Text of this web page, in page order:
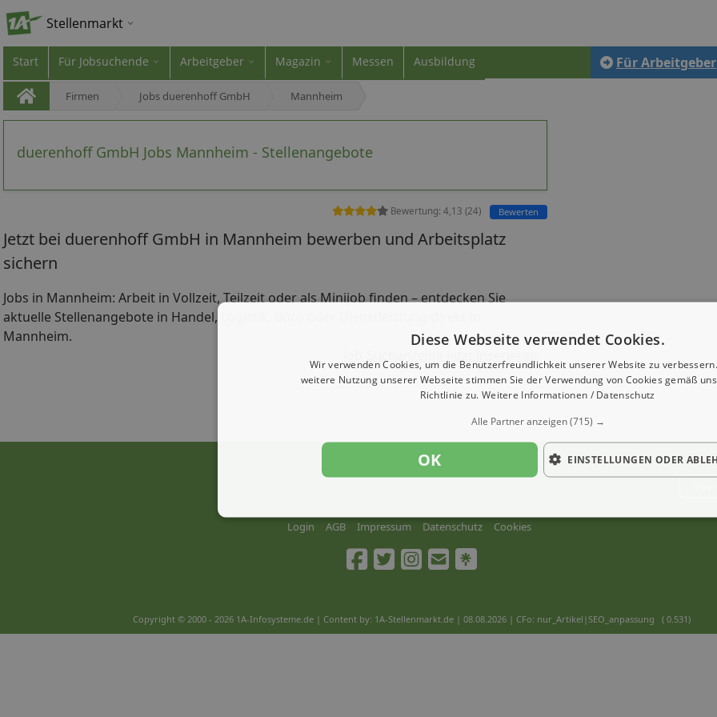
Stellenmarkt
Start Für Jobsuchende Arbeitgeber Magazin Messen Ausbildung Für Arbeitgeber
Firmen Jobs duerenhoff GmbH Mannheim
duerenhoff GmbH Jobs Mannheim - Stellenangebote
Bewertung: 4,13 (24) Bewerten
Jetzt bei duerenhoff GmbH in Mannheim bewerben und Arbeitsplatz
sichern
Jobs in Mannheim: Arbeit in Vollzeit, Teilzeit oder als Minijob finden – entdecken Sie
aktuelle Stellenangebote in Handel, Logistik, Büro oder Dienstleistung direkt in
Mannheim.
Login AGB Impressum Datenschutz Cookies
Copyright © 2000 - 2026 1A-Infosysteme.de | Content by: 1A-Stellenmarkt.de | 08.08.2026 | CFo: nur_Artikel|SEO_anpassung ( 0.531)
Diese Webseite verwendet Cookies.
Wir verwenden Cookies, um die Benutzerfreundlichkeit unserer Website zu
weitere Nutzung unserer Webseite stimmen Sie der Verwendung von Cookies gemäß
Richtlinie zu. Weitere Informationen / Datenschutz
Alle Partner anzeigen(715) →
OK EINSTELLUNGEN ODER